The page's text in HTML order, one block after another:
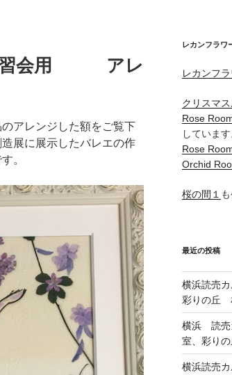
講習会用 アレ
アレンジした額をご覧下
展に展示したバレエの作
。
レカンフラワ
レカンフ
クリスマ
Rose
していま
Rose
Orchid
桜の間１
最近の投稿
横浜読売
彩りの丘
横浜 読売
室、彩り
横浜読売